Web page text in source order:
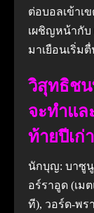
ต่อบอลเข้าเ
เผชิญหน้ากับ
มาเยือนเริ่ม
วิสุทธิชน
จะทําแล
ท้ายปีเก่
นักบุญ: บาซูนู
อร์ราอูด (เม
ที), วอร์ด-พร